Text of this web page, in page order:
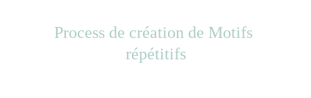
Process de création de Motifs
répétitifs